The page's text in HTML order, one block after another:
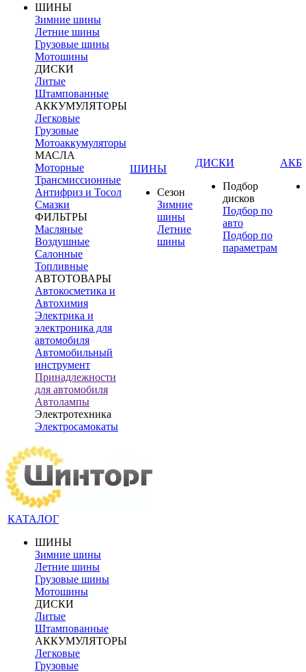
ШИНЫ
Зимние шины
Летние шины
Грузовые шины
Мотошины
ДИСКИ
Литые
Штампованные
АККУМУЛЯТОРЫ
Легковые
Грузовые
Мотоаккумуляторы
МАСЛА
Моторные
Трансмиссионные
Антифриз и Тосол
Смазки
ФИЛЬТРЫ
Масляные
Воздушные
Салонные
Топливные
АВТОТОВАРЫ
Автокосметика и
Автохимия
Электрика и
электроника для
автомобиля
Автомобильный
инструмент
Принадлежности
для автомобиля
Автолампы
Электротехника
Электросамокаты
ШИНЫ
Сезон
Зимние
шины
Летние
шины
ДИСКИ
Подбор
дисков
Подбор по
авто
Подбор по
параметрам
АКБ
КАТАЛОГ
ШИНЫ
Зимние шины
Летние шины
Грузовые шины
Мотошины
ДИСКИ
Литые
Штампованные
АККУМУЛЯТОРЫ
Легковые
Грузовые